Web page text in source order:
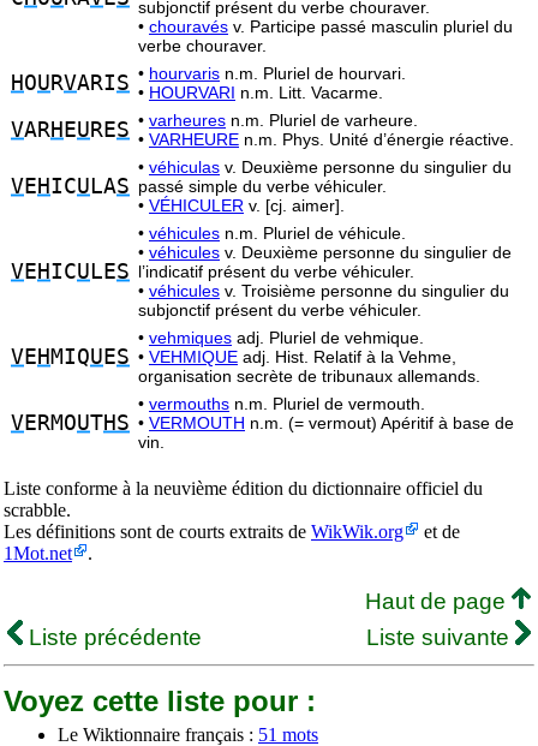
subjonctif présent du verbe chouraver.
• chouravés v. Participe passé masculin pluriel du
verbe chouraver.
H OU RVARIS • hourvaris n.m. Pluriel de hourvari.
• HOURVARI n.m. Litt. Vacarme.
VARH EU RES • varheures n.m. Pluriel de varheure.
• VARHEURE n.m. Phys. Unité d’énergie réactive.
VE H ICU LAS
• véhiculas v. Deuxième personne du singulier du
passé simple du verbe véhiculer.
• VÉHICULER v. [cj. aimer].
VE H ICU LES
• véhicules n.m. Pluriel de véhicule.
• véhicules v. Deuxième personne du singulier de
l’indicatif présent du verbe véhiculer.
• véhicules v. Troisième personne du singulier du
subjonctif présent du verbe véhiculer.
VE H MIQU ES
• vehmiques adj. Pluriel de vehmique.
• VEHMIQUE adj. Hist. Relatif à la Vehme,
organisation secrète de tribunaux allemands.
VERMOUTHS
• vermouths n.m. Pluriel de vermouth.
• VERMOUTH n.m. (= vermout) Apéritif à base de
vin.
Liste conforme à la neuvième édition du dictionnaire officiel du
scrabble.
Les définitions sont de courts extraits de WikWik.org
et de
1Mot.net
.
Haut de page
Liste précédente
Liste suivante
Voyez cette liste pour :
Le Wiktionnaire français : 51 mots